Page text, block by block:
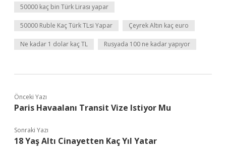
50000 kaç bin Türk Lirası yapar
50000 Ruble Kaç Türk TLsi Yapar Çeyrek Altın kaç euro
Ne kadar 1 dolar kaç TL Rusyada 100 ne kadar yapıyor
Önceki Yazı
Paris Havaalanı Transit Vize Istiyor Mu
Sonraki Yazı
18 Yaş Altı Cinayetten Kaç Yıl Yatar